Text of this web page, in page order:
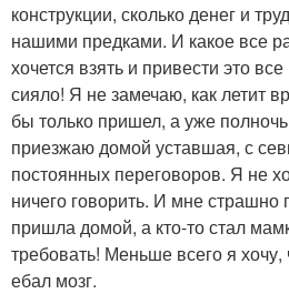
конструкции, сколько денег и
нашими предками. И какое все
хочется взять и привести это
сияло! Я не замечаю, как летит
бы только пришел, а уже
приезжаю домой уставшая, с
постоянных переговоров. Я не
ничего говорить. И мне страшно
пришла домой, а кто-то стал
требовать! Меньше всего я
ебал мозг.